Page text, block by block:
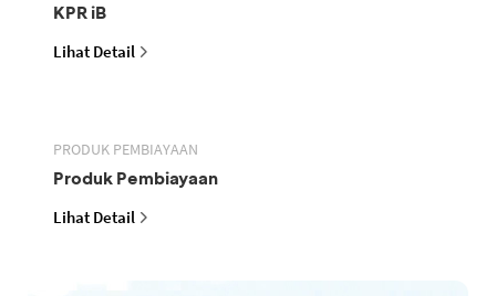
KPR iB
Lihat Detail
PRODUK PEMBIAYAAN
Produk Pembiayaan
Lihat Detail